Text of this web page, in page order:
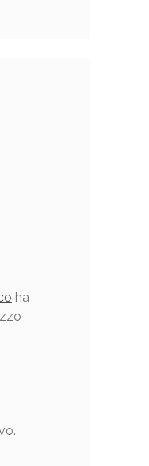
ha